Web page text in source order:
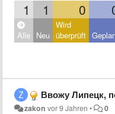
1 1 0
Alle Neu
Wird
überprüft
Ввожу Липецк,
zakon vor 9 Jahren • 0